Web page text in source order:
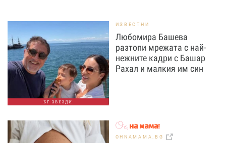
БГ ЗВЕЗДИ
ИЗВЕСТНИ
Любомира Башева
разтопи мрежата с най-
нежните кадри с Башар
Рахал и малкия им син
OHNAMAMA.BG